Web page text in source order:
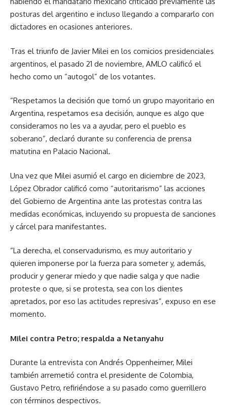
posturas del argentino e incluso llegando a compararlo con
dictadores en ocasiones anteriores.
Tras el triunfo de Javier Milei en los comicios presidenciales
argentinos, el pasado 21 de noviembre, AMLO calificó el
hecho como un “autogol” de los votantes.
“Respetamos la decisión que tomó un grupo mayoritario en
Argentina, respetamos esa decisión, aunque es algo que
consideramos no les va a ayudar, pero el pueblo es
soberano”, declaró durante su conferencia de prensa
matutina en Palacio Nacional.
Una vez que Milei asumió el cargo en diciembre de 2023,
López Obrador calificó como “autoritarismo” las acciones
del Gobierno de Argentina ante las protestas contra las
medidas económicas, incluyendo su propuesta de sanciones
y cárcel para manifestantes.
“La derecha, el conservadurismo, es muy autoritario y
quieren imponerse por la fuerza para someter y, además,
producir y generar miedo y que nadie salga y que nadie
proteste o que, si se protesta, sea con los dientes
apretados, por eso las actitudes represivas”, expuso en ese
momento.
Milei contra Petro; respalda a Netanyahu
Durante la entrevista con Andrés Oppenheimer, Milei
también arremetió contra el presidente de Colombia,
Gustavo Petro, refiriéndose a su pasado como guerrillero
con términos despectivos.